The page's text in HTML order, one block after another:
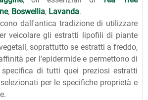
, Boswellia, Lavanda.
dall'antica tradizione di utilizzare
veicolare gli estratti lipofili di piante
soprattutto se estratti a freddo,
per l'epidermide e permettono di
di tutti quei preziosi estratti
per le specifiche proprietà e